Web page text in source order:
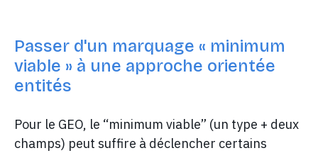
Passer d'un marquage « minimum
viable » à une approche orientée
entités
Pour le GEO, le “minimum viable” (un type + deux
champs) peut suffire à déclencher certains